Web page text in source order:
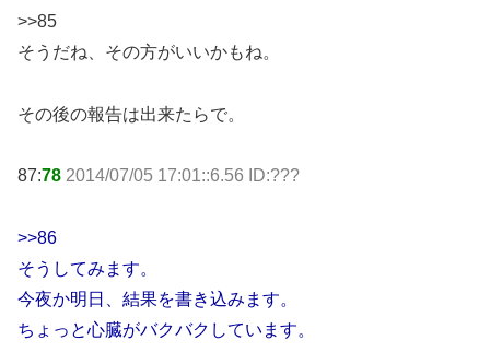
>>85
そうだね、その方がいいかもね。
その後の報告は出来たらで。
87:78 2014/07/05 17:01::6.56 ID:???
>>86
そうしてみます。
今夜か明日、結果を書き込みます。
ちょっと心臓がバクバクしています。